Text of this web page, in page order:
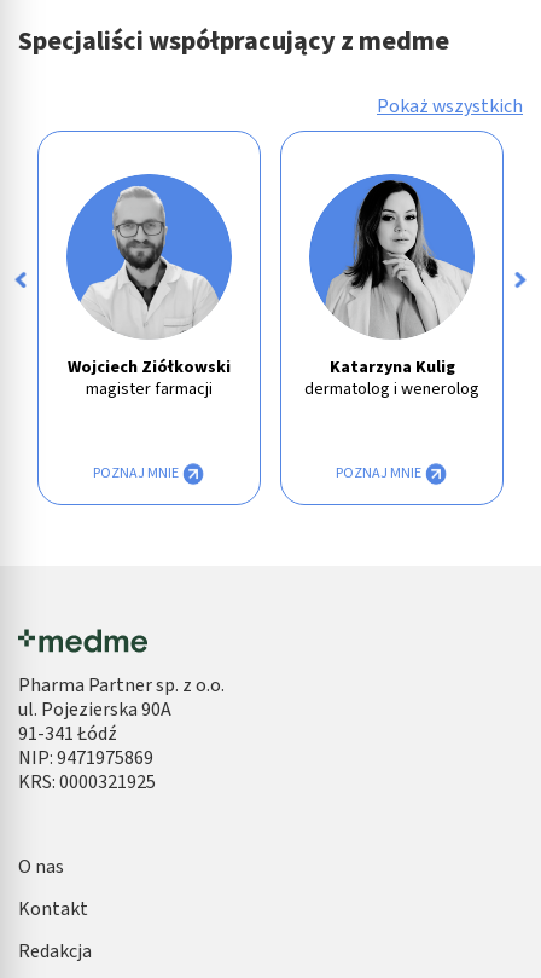
Specjaliści współpracujący z medme
Pokaż wszystkich
Wojciech Ziółkowski
magister farmacji
POZNAJ MNIE
Katarzyna Kulig
dermatolog i wenerolog
POZNAJ MNIE
Pharma Partner sp. z o.o.
ul. Pojezierska 90A
91-341 Łódź
NIP: 9471975869
KRS: 0000321925
O nas
Kontakt
Redakcja